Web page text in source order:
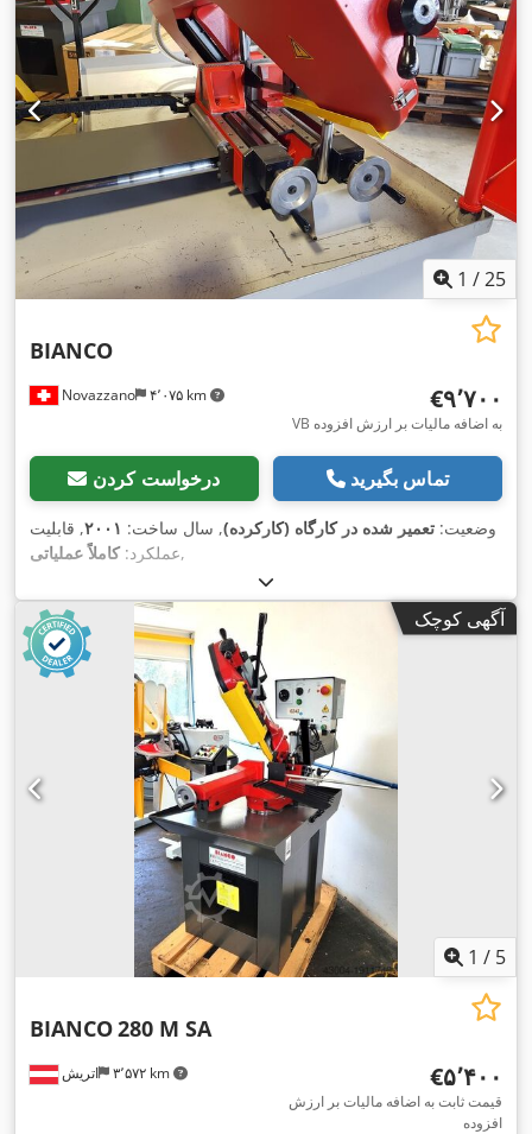
1 /25
Novazzano ۴٬۰۷۵ km
BIANCO
‎€۹٬۷۰۰
VB به اضافه مالیات بر ارزش افزوده
درخواست کردن تماس بگیرید
وضعیت: تعمیر شده در کارگاه (کارکرده), سال ساخت: ۲۰۰۱, قابلیت
عملکرد:کاملاً عملیاتی ,
آگهی کوچک
1 / 5
اتریش ۳٬۵۷۲ km
BIANCO280 M SA
‎€۵٬۴۰۰
قیمت ثابت به اضافه مالیات بر ارزش
افزوده